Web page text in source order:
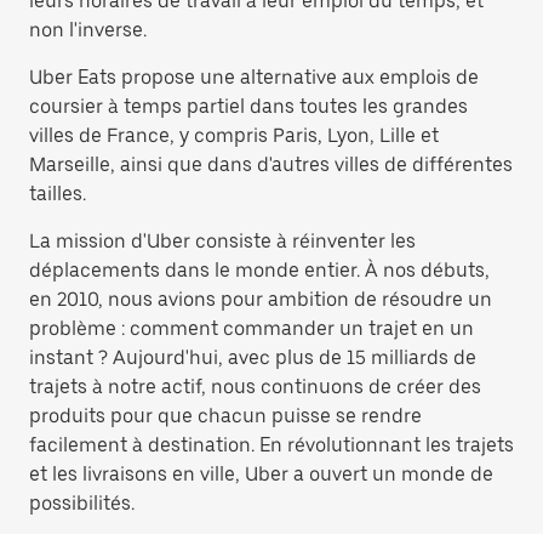
non l'inverse.
Uber Eats propose une alternative aux emplois de
coursier à temps partiel dans toutes les grandes
villes de France, y compris Paris, Lyon, Lille et
Marseille, ainsi que dans d'autres villes de différentes
tailles.
La mission d'Uber consiste à réinventer les
déplacements dans le monde entier. À nos débuts,
en 2010, nous avions pour ambition de résoudre un
problème : comment commander un trajet en un
instant ? Aujourd'hui, avec plus de 15 milliards de
trajets à notre actif, nous continuons de créer des
produits pour que chacun puisse se rendre
facilement à destination. En révolutionnant les trajets
et les livraisons en ville, Uber a ouvert un monde de
possibilités.